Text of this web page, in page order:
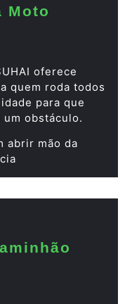
Moto
oferece
quem roda todos
para que
obstáculo.
abrir mão da